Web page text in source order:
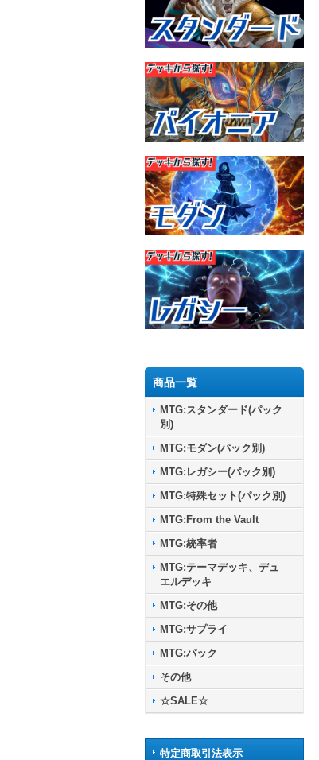
商品一覧
MTG:スタンダード(パック
別)
MTG:モダン(パック別)
MTG:レガシー(パック別)
MTG:特殊セット(パック別)
MTG:From the Vault
MTG:統率者
MTG:テーマデッキ、デュ
エルデッキ
MTG:その他
MTG:サプライ
MTG:パック
その他
☆SALE☆
特定商取引法表示